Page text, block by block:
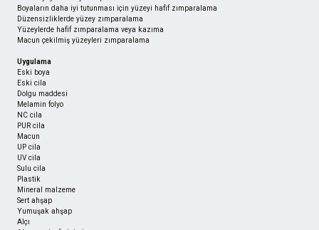
Boyaların daha iyi tutunması için yüzeyi hafif zımparalama
Düzensizliklerde yüzey zımparalama
Yüzeylerde hafif zımparalama veya kazıma
Macun çekilmiş yüzeyleri zımparalama
Uygulama
Eski boya
Eski cila
Dolgu maddesi
Melamin folyo
NC cila
PUR cila
Macun
UP cila
UV cila
Sulu cila
Plastik
Mineral malzeme
Sert ahşap
Yumuşak ahşap
Alçı